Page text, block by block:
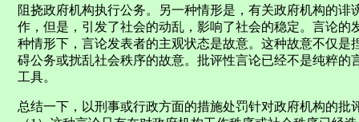
阻挠政府机构执行公务。另一种情形是，有关政府机构的
作，但是，引发了社会的动乱，影响了社会的稳定。言论的
种情形下，言论发表者的主观状态是故意。这种故意不仅
碍公务或扰乱社会秩序的故意。批评性言论已经不是纯粹
工具。
总结一下，以刑事或行政方面的措施处罚针对政府机构的批